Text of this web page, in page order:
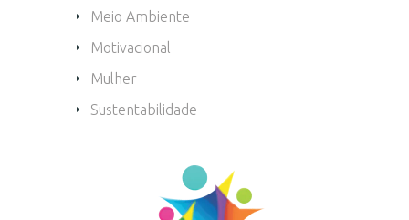
Meio Ambiente
Motivacional
Mulher
Sustentabilidade